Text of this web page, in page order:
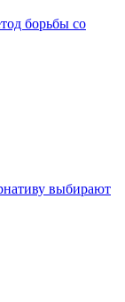
борьбы со
выбирают